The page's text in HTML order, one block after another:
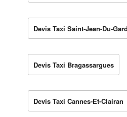
Devis Taxi Saint-Jean-Du-Gard
Devis Taxi Bragassargues
Devis Taxi Cannes-Et-Clairan